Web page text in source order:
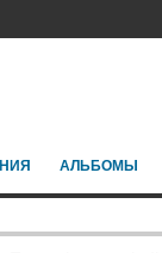
АЛЬБОМЫ